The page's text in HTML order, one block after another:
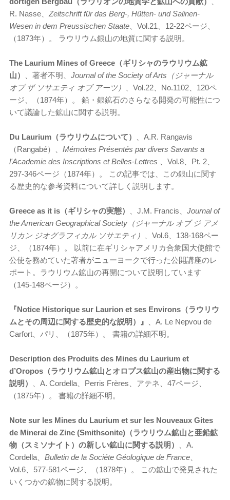
R. Nasse、 Zeitschrift für das Berg-, Hütten- und Salinen-
Wesen in dem Preussischen Staate 、Vol.21、12-22ページ、
（1873年）。 ラウリウム銀山の地質に関する説明。
The Laurium Mines of Greece（ギリシャのラウリウム鉱
山）
、著者不明、 Journal of the Society of Arts（ジャーナル
オブ ザ ソサエティ オブ アーツ）
、Vol.22、No.1102、120ペ
ージ、（1874年）。 鉛・銀鉱石のさらなる開発の可能性につ
いて議論した鉱山に関する説明。
Du Laurium（ラウリウムについて）
、A.R. Rangavis
（Rangabé）、 Mémoires Présentés par divers Savants a
l'Academie des Inscriptions et Belles-Lettres
、Vol.8、Pt. 2、
297-346ページ（1874年）。 この記事では、この銀山に関す
る歴史的な参考資料について詳しく説明します。
Greece as it is（ギリシャの実態） 、J.M. Francis、 Journal of
the American Geographical Society（ジャーナル オブ ジ アメ
リカン ジオグラフィカル ソサエティ）
、Vol.6、138-168ペー
ジ、（1874年）。 以前に在ギリシャアメリカ合衆国大使館で
公使を務めていた著者がニューヨークで行った公開講座のレ
ポート。ラウリウム鉱山の再開について説明しています
（145-148ページ）。
『Notice Historique sur Laurion et ses Environs（ラウリウ
ムとその周辺に関する歴史的な説明）』
、A. Le Nepvou de
Carfort、パリ、（1875年）。 書籍の詳細不明。
Description des Produits des Mines du Laurium et
d’Oropos（ラウリウム鉱山とオロプス鉱山の産出物に関する
説明）
、A. Cordella、Perris Frères、アテネ、47ページ、
（1875年）。 書籍の詳細不明。
Note sur les Mines du Laurium et sur les Nouveaux Gites
de Minerai de Zinc (Smithsonite)（ラウリウム鉱山と亜鉛鉱
物（スミソナイト）の新しい鉱山に関する説明）
、A.
Cordella、 Bulletin de la Sociéte Géologique de France
Vol.6、577-581ページ、（1878年）。 この鉱山で発見された
いくつかの鉱物に関する説明。